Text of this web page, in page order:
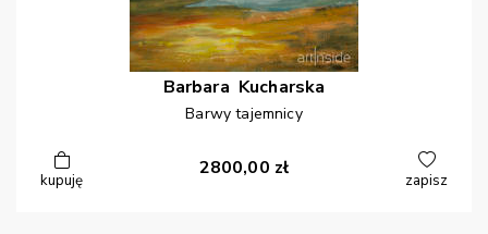
Barbara Kucharska
Barwy tajemnicy
kupuję
2800,00 zł
zapisz